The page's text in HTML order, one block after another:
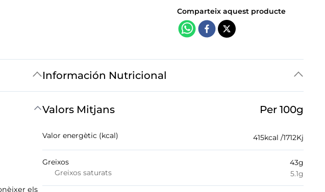
Información Nutricional
Valors Mitjans Per 100g
Valor energètic (kcal) 415kcal / 1712Kj
Greixos
Greixos saturats
43g
5.1g